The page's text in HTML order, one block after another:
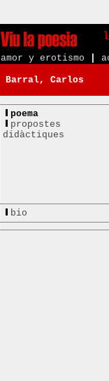
amor y erotismo
Barral, Carlos
poema
propostes
didàctiques
bio